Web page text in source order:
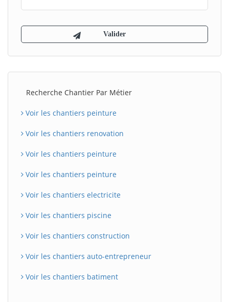
Recherche Chantier Par Métier
Voir les chantiers peinture
Voir les chantiers renovation
Voir les chantiers peinture
Voir les chantiers peinture
Voir les chantiers electricite
Voir les chantiers piscine
Voir les chantiers construction
Voir les chantiers auto-entrepreneur
Voir les chantiers batiment